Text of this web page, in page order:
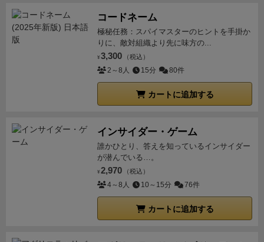
コードネーム
極秘任務：スパイマスターのヒントを手掛か
りに、敵対組織より先に味方の...
¥ 3,300 （税込）
2～8人 15分 80件
カートに追加する
インサイダー・ゲーム
誰かひとり、答えを知っているインサイダー
が潜んでいる…。
¥ 2,970 （税込）
4～8人 10～15分 76件
カートに追加する